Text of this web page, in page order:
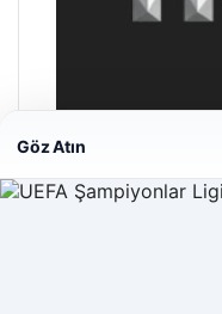
Web sitemizi nasıl
Göz Atın